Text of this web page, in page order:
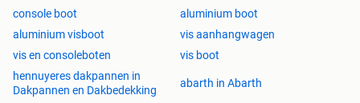
console boot
aluminium boot
aluminium visboot
vis aanhangwagen
vis en consoleboten
vis boot
hennuyeres dakpannen in
Dakpannen en Dakbedekking
abarth in Abarth